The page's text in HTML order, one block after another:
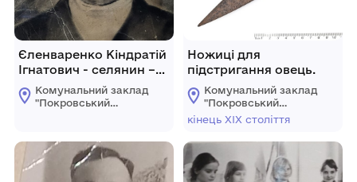
Єленваренко Кіндратій
Ігнатович - селянин –
бідняк, учасник
революційних подій
Комунальний заклад
"Покровський
Ножиці для
підстригання овець.
Комунальний заклад
"Покровський
історичний музей"
кінець ХІХ століття